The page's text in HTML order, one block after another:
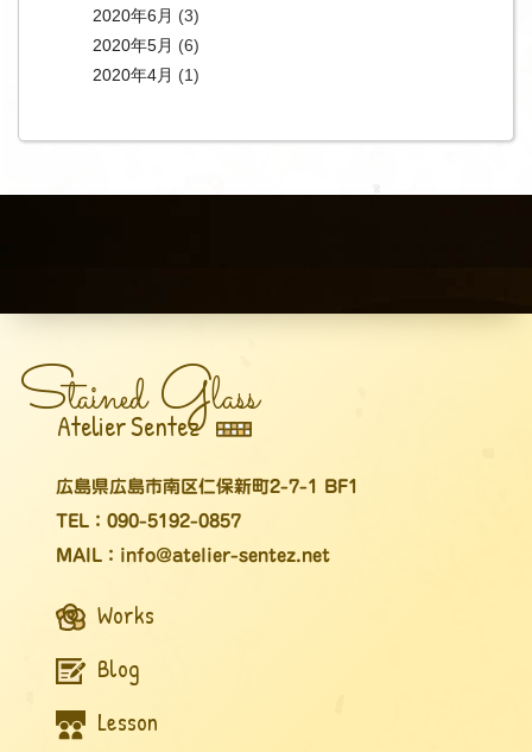
2020年6月 (3)
2020年5月 (6)
2020年4月 (1)
Stained Glass
Atelier Sentez
広島県広島市南区仁保新町2-7-1 BF1
TEL：090-5192-0857
MAIL：info@atelier-sentez.net
Works
Blog
Lesson